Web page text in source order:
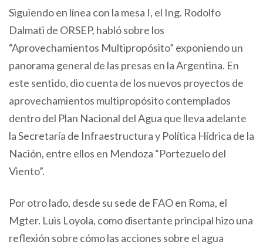
Siguiendo en línea con la mesa I, el Ing. Rodolfo
Dalmati de ORSEP, habló sobre los
“Aprovechamientos Multipropósito” exponiendo un
panorama general de las presas en la Argentina. En
este sentido, dio cuenta de los nuevos proyectos de
aprovechamientos multipropósito contemplados
dentro del Plan Nacional del Agua que lleva adelante
la Secretaría de Infraestructura y Política Hídrica de la
Nación, entre ellos en Mendoza “Portezuelo del
Viento”.
Por otro lado, desde su sede de FAO en Roma, el
Mgter. Luis Loyola, como disertante principal hizo una
reflexión sobre cómo las acciones sobre el agua